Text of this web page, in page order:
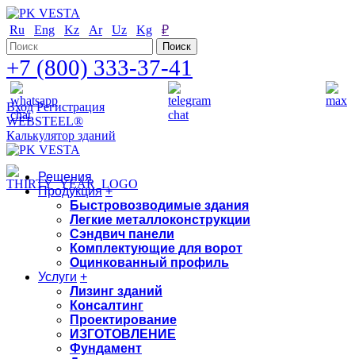
Ru Eng Kz Ar Uz Kg ₽
+7 (800) 333-37-41
Вход Регистрация
WEBSTEEL®
Калькулятор зданий
Решения
Продукция +
Быстровозводимые здания
Легкие металлоконструкции
Сэндвич панели
Комплектующие для ворот
Оцинкованный профиль
Услуги +
Лизинг зданий
Консалтинг
Проектирование
ИЗГОТОВЛЕНИЕ
Фундамент